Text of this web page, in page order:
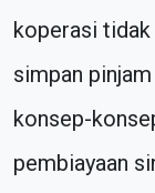
koperasi tidak
simpan
konsep-
pembiayaan